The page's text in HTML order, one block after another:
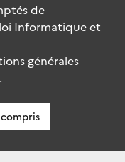
de
Informatique et
générales